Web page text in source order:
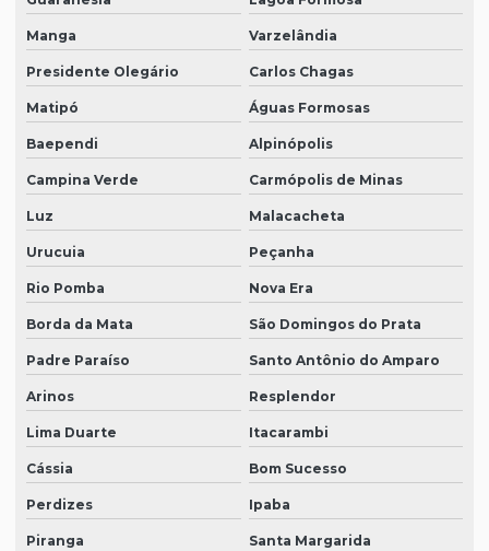
Manga Varzelândia
Presidente Olegário Carlos Chagas
Matipó Águas Formosas
Baependi Alpinópolis
Campina Verde Carmópolis de Minas
Luz Malacacheta
Urucuia Peçanha
Rio Pomba Nova Era
Borda da Mata São Domingos do Prata
Padre Paraíso Santo Antônio do Amparo
Arinos Resplendor
Lima Duarte Itacarambi
Cássia Bom Sucesso
Perdizes Ipaba
Piranga Santa Margarida